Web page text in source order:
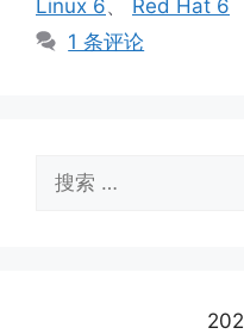
Linux 6、 Red Hat 6
1 条评论
索：